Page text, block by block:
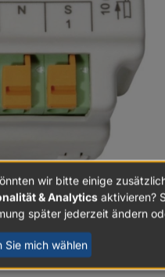
Problems"
wir bitte einige
& Analytics aktivieren?
später jederzeit ändern
Sie mich wählen